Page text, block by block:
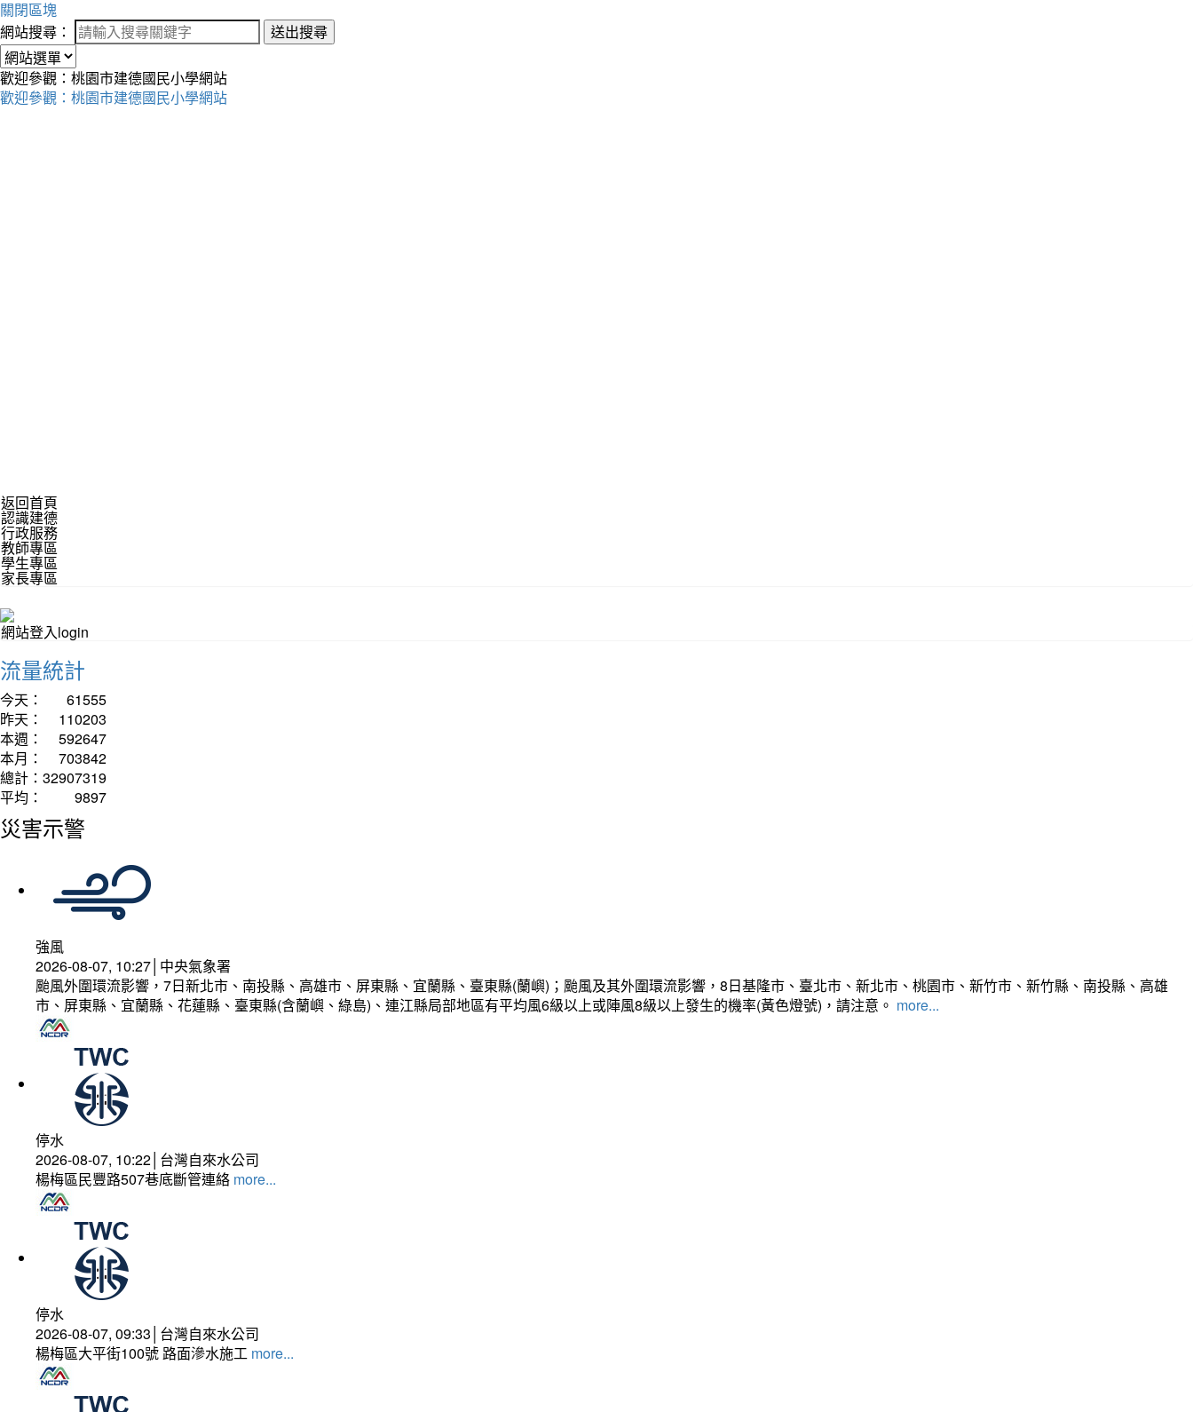
關閉區塊
網站搜尋：
送出搜尋
歡迎參觀：桃園市建德國民小學網站
歡迎參觀：桃園市建德國民小學網站
返回首頁
認識建德
行政服務
教師專區
學生專區
家長專區
網站登入login
流量統計
今天：
61555
昨天：
110203
本週：
592647
本月：
703842
總計： 32907319
平均：
9897
災害示警
強風
2026-08-07, 10:27│中央氣象署
颱風外圍環流影響，7日新北市、南投縣、高雄市、屏東縣、宜蘭縣、臺東縣(蘭嶼)；颱風及其外圍環流影響，8日基隆市、臺北市、新北市、桃園市、新竹市、新竹縣、南投縣、高雄
市、屏東縣、宜蘭縣、花蓮縣、臺東縣(含蘭嶼、綠島)、連江縣局部地區有平均風6級以上或陣風8級以上發生的機率(黃色燈號)，請注意。 more...
停水
2026-08-07, 10:22│台灣自來水公司
楊梅區民豐路507巷底斷管連絡 more...
停水
2026-08-07, 09:33│台灣自來水公司
楊梅區大平街100號 路面滲水施工 more...